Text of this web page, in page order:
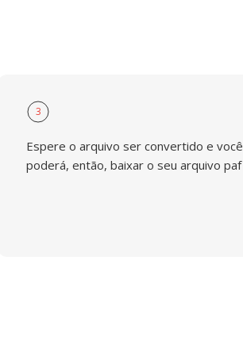
3
Espere o arquivo ser convertido e você
poderá, então, baixar o seu arquivo paf